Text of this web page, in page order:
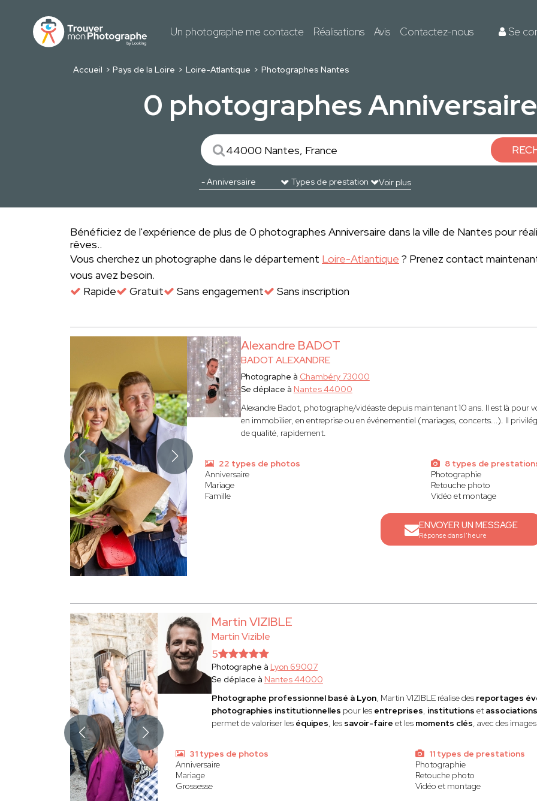
Un photographe me contacte Réalisations Avis Contactez-nous Se
Accueil Pays de la Loire Loire-Atlantique Photographes Nantes
0 photographes
Voir plus
Bénéficiez de l'expérience de plus de 0 photographes Anniversaire dans la ville de Nantes pour
rêves..
Vous cherchez un photographe dans le département Loire-Atlantique ? Prenez contact
vous avez besoin.
Rapide
Gratuit Sans engagement Sans inscription
Alexandre BADOT
BADOT ALEXANDRE
Photographe à Chambéry 73000
Se déplace à Nantes 44000
Alexandre Badot, photographe/vidéaste depuis maintenant 10 ans. Il est là pour
en immobilier, en entreprise ou en événementiel (mariages, concerts...). Il
de qualité, rapidement.
22 types de photos
Anniversaire
Mariage
Famille
8 types de
Photographie
Retouche photo
Vidéo et montage
ENVOYER UN MESSAGE
Réponse dans l'heure
Martin VIZIBLE
Martin Vizible
5
Photographe à Lyon 69007
Se déplace à Nantes 44000
Photographe professionnel basé à Lyon, Martin VIZIBLE réalise des reportages
photographies institutionnelles pour les entreprises, institutions et associations
permet de valoriser les équipes, les savoir-faire et les moments clés, avec des
31 types de photos
Anniversaire
Mariage
Grossesse
11 types de prestations
Photographie
Retouche photo
Vidéo et montage